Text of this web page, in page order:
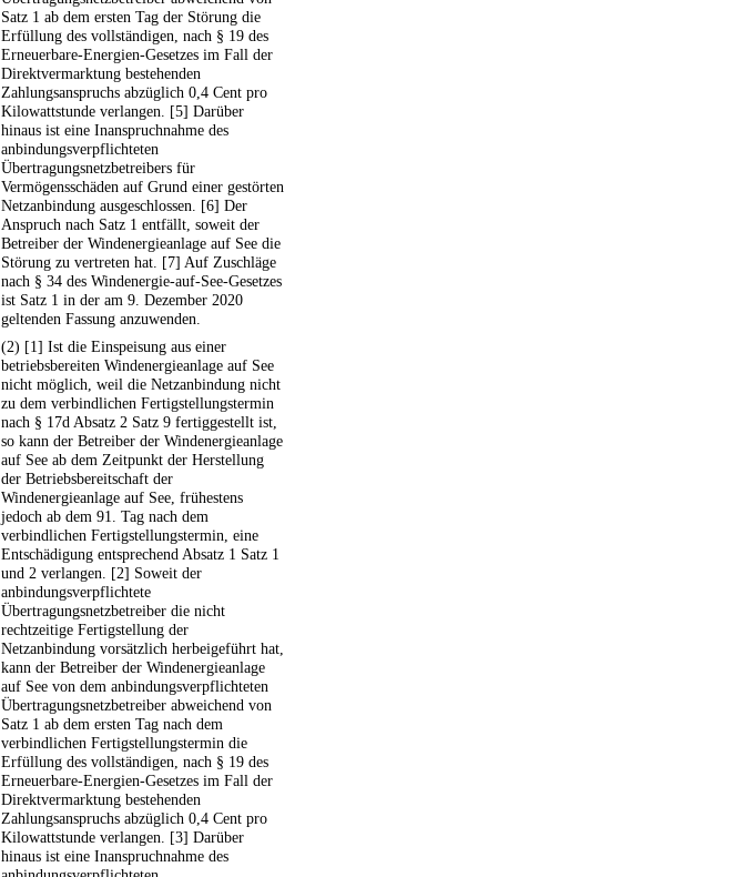
Satz 1 ab dem ersten Tag der Störung die
Erfüllung des vollständigen, nach § 19 des
Erneuerbare-Energien-Gesetzes im Fall der
Direktvermarktung bestehenden
Zahlungsanspruchs abzüglich 0,4 Cent pro
Kilowattstunde verlangen. [5] Darüber
hinaus ist eine Inanspruchnahme des
anbindungsverpflichteten
Übertragungsnetzbetreibers für
Vermögensschäden auf Grund einer gestörten
Netzanbindung ausgeschlossen. [6] Der
Anspruch nach Satz 1 entfällt, soweit der
Betreiber der Windenergieanlage auf See die
Störung zu vertreten hat. [7] Auf Zuschläge
nach § 34 des Windenergie-auf-See-Gesetzes
ist Satz 1 in der am 9. Dezember 2020
geltenden Fassung anzuwenden.
(2) [1] Ist die Einspeisung aus einer
betriebsbereiten Windenergieanlage auf See
nicht möglich, weil die Netzanbindung nicht
zu dem verbindlichen Fertigstellungstermin
nach § 17d Absatz 2 Satz 9 fertiggestellt ist,
so kann der Betreiber der Windenergieanlage
auf See ab dem Zeitpunkt der Herstellung
der Betriebsbereitschaft der
Windenergieanlage auf See, frühestens
jedoch ab dem 91. Tag nach dem
verbindlichen Fertigstellungstermin, eine
Entschädigung entsprechend Absatz 1 Satz 1
und 2 verlangen. [2] Soweit der
anbindungsverpflichtete
Übertragungsnetzbetreiber die nicht
rechtzeitige Fertigstellung der
Netzanbindung vorsätzlich herbeigeführt hat,
kann der Betreiber der Windenergieanlage
auf See von dem anbindungsverpflichteten
Übertragungsnetzbetreiber abweichend von
Satz 1 ab dem ersten Tag nach dem
verbindlichen Fertigstellungstermin die
Erfüllung des vollständigen, nach § 19 des
Erneuerbare-Energien-Gesetzes im Fall der
Direktvermarktung bestehenden
Zahlungsanspruchs abzüglich 0,4 Cent pro
Kilowattstunde verlangen. [3] Darüber
hinaus ist eine Inanspruchnahme des